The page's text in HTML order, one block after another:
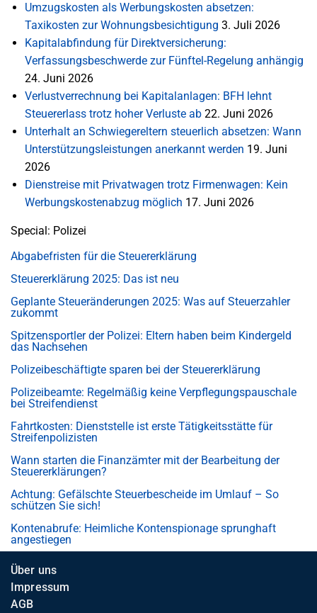
Umzugskosten als Werbungskosten absetzen:
Taxikosten zur Wohnungsbesichtigung 3. Juli 2026
Kapitalabfindung für Direktversicherung:
Verfassungsbeschwerde zur Fünftel-Regelung anhängig
24. Juni 2026
Verlustverrechnung bei Kapitalanlagen: BFH lehnt
Steuererlass trotz hoher Verluste ab 22. Juni 2026
Unterhalt an Schwiegereltern steuerlich absetzen: Wann
Unterstützungsleistungen anerkannt werden 19. Juni
2026
Dienstreise mit Privatwagen trotz Firmenwagen: Kein
Werbungskostenabzug möglich 17. Juni 2026
Special: Polizei
Abgabefristen für die Steuererklärung
Steuererklärung 2025: Das ist neu
Geplante Steueränderungen 2025: Was auf Steuerzahler
zukommt
Spitzensportler der Polizei: Eltern haben beim Kindergeld
das Nachsehen
Polizeibeschäftigte sparen bei der Steuererklärung
Polizeibeamte: Regelmäßig keine Verpflegungspauschale
bei Streifendienst
Fahrtkosten: Dienststelle ist erste Tätigkeitsstätte für
Streifenpolizisten
Wann starten die Finanzämter mit der Bearbeitung der
Steuererklärungen?
Achtung: Gefälschte Steuerbescheide im Umlauf – So
schützen Sie sich!
Kontenabrufe: Heimliche Kontenspionage sprunghaft
angestiegen
Über uns
Impressum
AGB